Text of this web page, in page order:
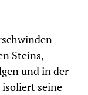
Steins,
und in der
isoliert seine